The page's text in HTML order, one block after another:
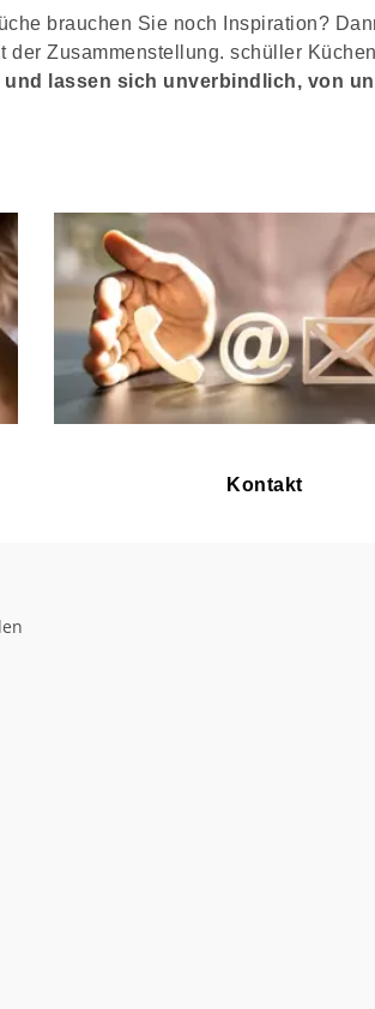
brauchen Sie noch Inspiration?
Zusammenstellung. schüller
lassen sich unverbindlich, von
Kontakt